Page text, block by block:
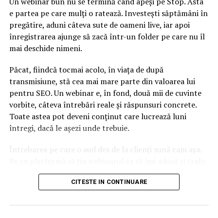
e partea pe care mulți o ratează. Investești săptămâni în
pregătire, aduni câteva sute de oameni live, iar apoi
înregistrarea ajunge să zacă într-un folder pe care nu îl
mai deschide nimeni.
Păcat, fiindcă tocmai acolo, în viața de după
transmisiune, stă cea mai mare parte din valoarea lui
pentru SEO. Un webinar e, în fond, două mii de cuvinte
vorbite, câteva întrebări reale și răspunsuri concrete.
Toate astea pot deveni conținut care lucrează luni
întregi, dacă le așezi unde trebuie.
Întrebarea pe care o aud des de la clienți sună cam așa.
din Google, nu doar lead-uri pe moment? Răspunsul
scurt e că platforma contează, dar nu în felul în care
CITESTE IN CONTINUARE